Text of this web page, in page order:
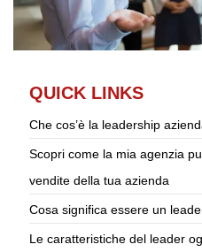
QUICK LINKS
Che cos’è la leadership
Scopri come la mia agenzia
vendite della tua azienda
Cosa significa essere un
Le caratteristiche del leader